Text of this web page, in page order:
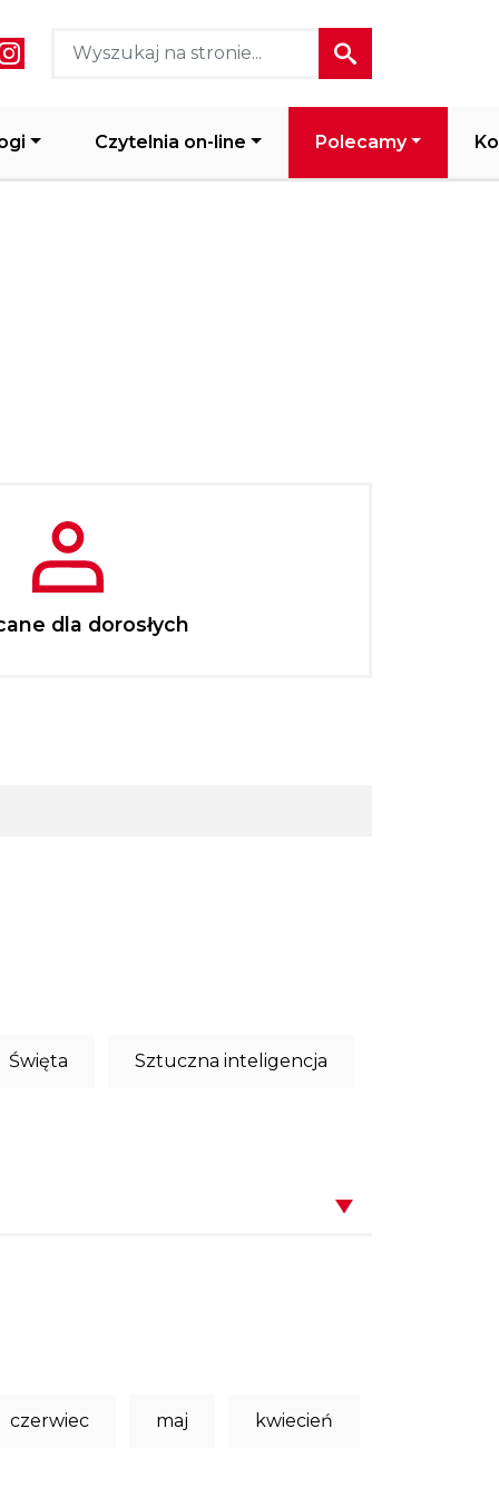
media header
Czytelnia on-line Polecamy
dla dorosłych
Święta Sztuczna inteligencja
czerwiec maj kwiecień